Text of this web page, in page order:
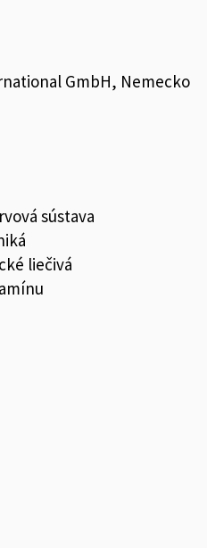
GmbH, Nemecko
sústava
liečivá